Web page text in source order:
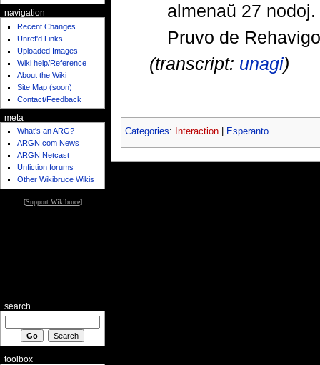
almenaŭ 27 nodoj.
Pruvo de
(transcript: unagi)
Categories: Interaction| Esperanto
navigation
Recent Changes
Unref'd Links
Uploaded Images
Wiki help/Reference
About the Wiki
Site Map (soon)
Contact/Feedback
meta
What's an ARG?
ARGN.com News
ARGN Netcast
Unfiction forums
Other Wikibruce Wikis
[Support Wikibruce]
search
toolbox